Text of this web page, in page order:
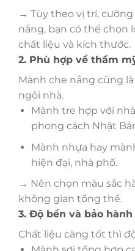
→ Tùy theo vị trí,
nắng, bạn có thể chọn
chất liệu và kích thước.
2. Phù hợp về thẩm
Mành che nắng cũng
ngôi nhà.
Mành tre hợp với
phong cách Nhật
Mành nhựa hay
hiện đại, nhà phố.
→ Nên chọn màu sắc
không gian tổng thể.
3. Độ bền và bảo hành
Chất liệu càng tốt thì